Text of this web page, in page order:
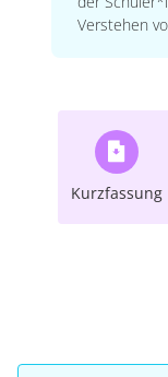
Verstehen
Kurzfassung